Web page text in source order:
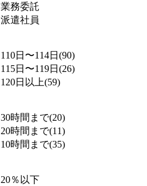
業務委託
派遣社員
110日〜114日(90)
115日〜119日(26)
120日以上(59)
30時間まで(20)
20時間まで(11)
10時間まで(35)
20％以下